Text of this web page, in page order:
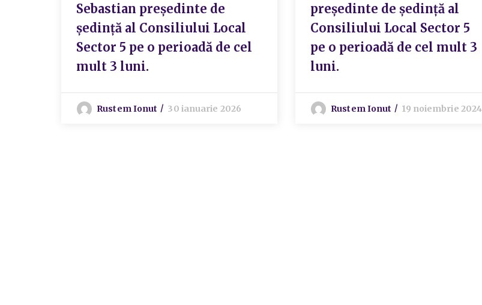
Sebastian preşedinte de
şedinţă al Consiliului Local
Sector 5 pe o perioadă de cel
mult 3 luni.
Rustem Ionut 30 ianuarie 2026
președinte de ședință al
Consiliului Local Sector 5
pe o perioadă de cel mult 3
luni.
Rustem Ionut 19 noiembrie 2024